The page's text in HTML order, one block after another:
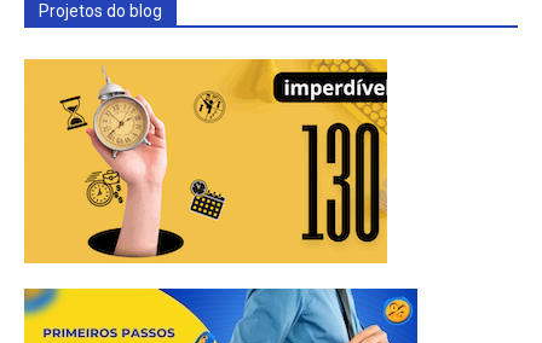
Projetos do blog